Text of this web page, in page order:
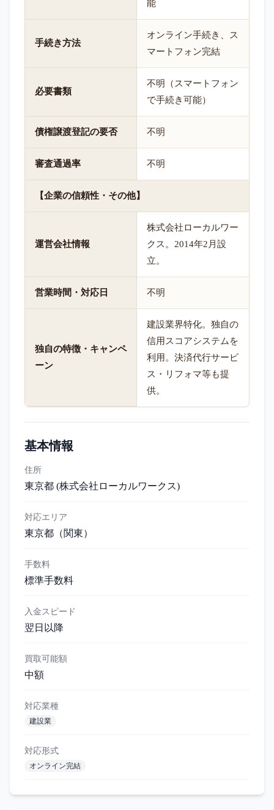
能
手続き方法
オンライン手続き、ス
マートフォン完結
必要書類
不明（スマートフォン
で手続き可能）
債権譲渡登記の要否 不明
審査通過率 不明
【企業の信頼性・その他】
運営会社情報
株式会社ローカルワー
クス。2014年2月設
立。
営業時間・対応日 不明
独自の特徴・キャンペ
ーン
建設業界特化。独自の
信用スコアシステムを
利用。決済代行サービ
ス・リフォマ等も提
供。
基本情報
住所
東京都 (株式会社ローカルワークス)
対応エリア
東京都 （関東）
手数料
標準手数料
入金スピード
翌日以降
買取可能額
中額
対応業種
建設業
対応形式
オンライン完結